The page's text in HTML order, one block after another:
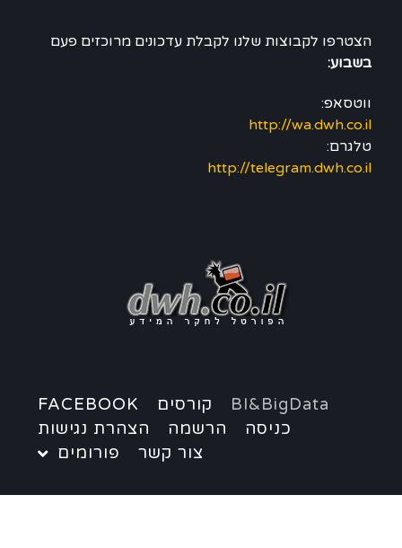
הצטרפו לקבוצות שלנו לקבלת עדכונים מרוכזים פעם
בשבוע:
ווטסאפ:
http://wa.dwh.co.il
טלגרם:
http://telegram.dwh.co.il
BI&BigData קורסים
FACEBOOK
כניסה
הרשמה
הצהרת נגישות
צור קשר
פורומים